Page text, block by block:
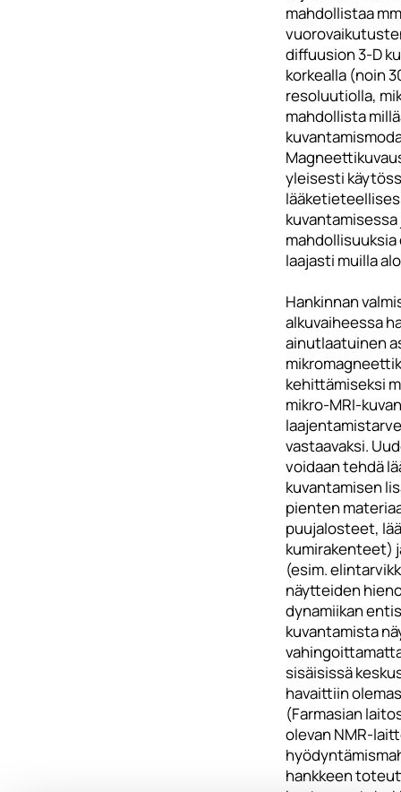
mahdollistaa
diffuusion 3-D
korkealla (noin
resoluutiolla,
mahdollista
yleisesti
kuvantamisessa
laajasti muilla
Hankinnan
alkuvaiheessa
ainutlaatuinen
kehittämiseksi
mikro-MRI-
vastaavaksi.
voidaan tehdä
kuvantamisen
pienten
puujalosteet,
kumirakenteet)
(esim.
näytteiden
dynamiikan
kuvantamista
sisäisissä
havaittiin
(Farmasian
olevan NMR-
hankkeen